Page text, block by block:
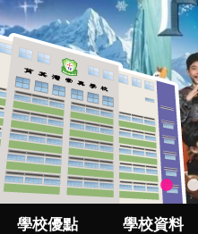
學校優點 學校資料